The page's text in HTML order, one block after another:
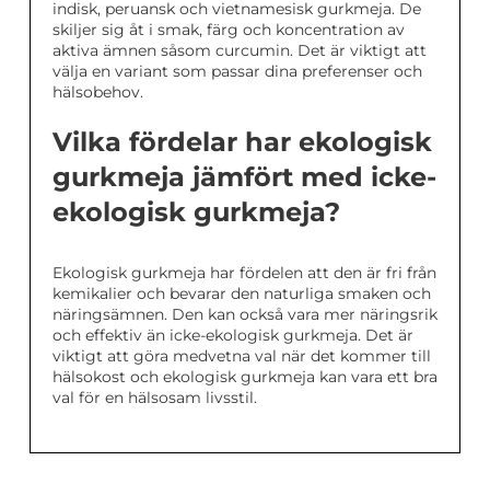
indisk, peruansk och vietnamesisk gurkmeja. De
skiljer sig åt i smak, färg och koncentration av
aktiva ämnen såsom curcumin. Det är viktigt att
välja en variant som passar dina preferenser och
hälsobehov.
Vilka fördelar har ekologisk
gurkmeja jämfört med icke-
ekologisk gurkmeja?
Ekologisk gurkmeja har fördelen att den är fri från
kemikalier och bevarar den naturliga smaken och
näringsämnen. Den kan också vara mer näringsrik
och effektiv än icke-ekologisk gurkmeja. Det är
viktigt att göra medvetna val när det kommer till
hälsokost och ekologisk gurkmeja kan vara ett bra
val för en hälsosam livsstil.